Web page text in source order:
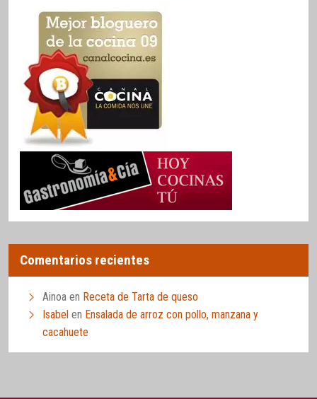
Comentarios recientes
Ainoa en Receta de Tarta de queso
Isabel en Ensalada de arroz con pollo, manzana y
cacahuete